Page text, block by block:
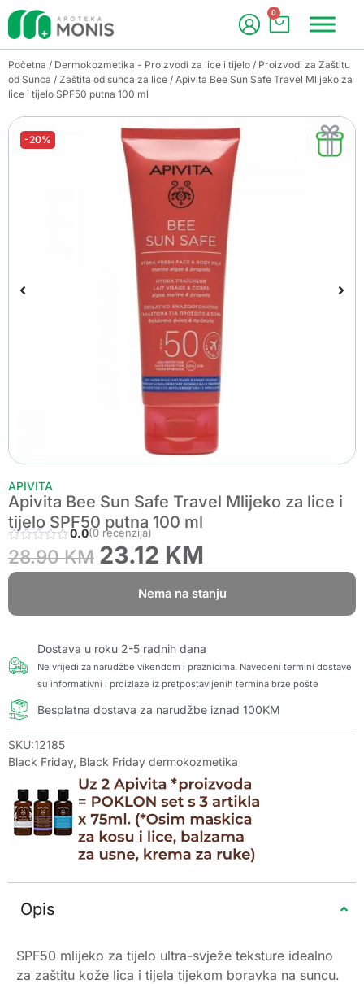
0
Početna / Dermokozmetika - Proizvodi za lice i tijelo / Proizvodi za Zaštitu
od Sunca / Zaštita od sunca za lice / Apivita Bee Sun Safe Travel Mlijeko za
lice i tijelo SPF50 putna 100 ml
-20%
APIVITA
Apivita Bee Sun Safe Travel Mlijeko za lice i
tijelo SPF50 putna 100 ml
0.0(0 recenzija)
28.90KM 23.12 KM
Nema na stanju
Dostava u roku 2-5 radnih dana
Ne vrijedi za narudžbe vikendom i praznicima. Navedeni termini dostave
su informativni i proizlaze iz pretpostavljenih termina brze pošte
Besplatna dostava za narudžbe iznad 100KM
SKU:12185
Black Friday, Black Friday dermokozmetika
Opis
SPF50 mlijeko za tijelo ultra-svježe teksture idealno
za zaštitu kože lica i tijela tijekom boravka na suncu.